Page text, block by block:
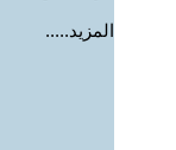
المزيد.....